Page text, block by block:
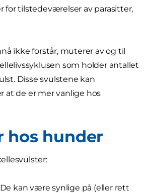
for tilstedeværelser av parasitter,
ikke forstår, muterer av og til
som holder antallet
Disse svulstene kan
at de er mer vanlige hos
hos hunder
kan være synlige på (eller rett